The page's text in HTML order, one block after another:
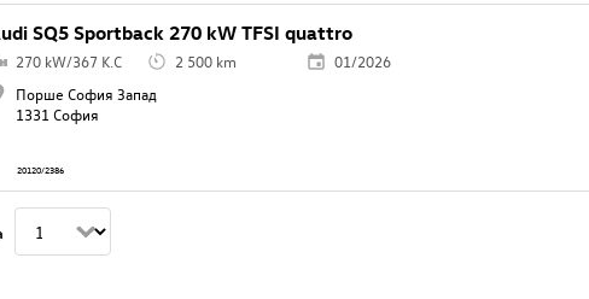
SQ5 Sportback 270 kW TFSI quattro
270 kW/367 K.C 2 500 km
01/2026
Порше София Запад
1331 София
20120/2386